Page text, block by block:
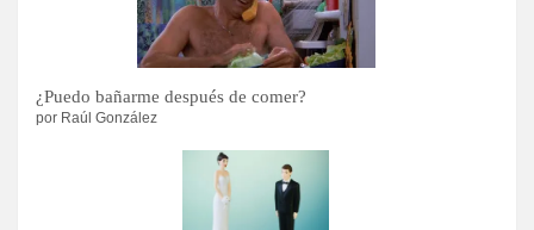
¿Puedo bañarme después de comer?
por Raúl González